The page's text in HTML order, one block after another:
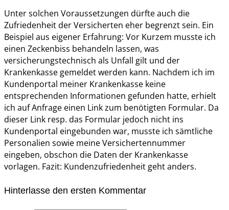
Unter solchen Voraussetzungen dürfte auch die
Zufriedenheit der Versicherten eher begrenzt sein. Ein
Beispiel aus eigener Erfahrung: Vor Kurzem musste ich
einen Zeckenbiss behandeln lassen, was
versicherungstechnisch als Unfall gilt und der
Krankenkasse gemeldet werden kann. Nachdem ich im
Kundenportal meiner Krankenkasse keine
entsprechenden Informationen gefunden hatte, erhielt
ich auf Anfrage einen Link zum benötigten Formular. Da
dieser Link resp. das Formular jedoch nicht ins
Kundenportal eingebunden war, musste ich sämtliche
Personalien sowie meine Versichertennummer
eingeben, obschon die Daten der Krankenkasse
vorlagen. Fazit: Kundenzufriedenheit geht anders.
Hinterlasse den ersten Kommentar